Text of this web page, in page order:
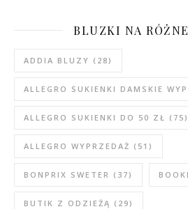
BLUZKI NA
ADDIA BLUZY (28)
ALLEGRO SUKIENKI DAMSKIE
ALLEGRO SUKIENKI DO 50 ZŁ (75)
ALLEGRO WYPRZEDAŻ (51)
BONPRIX SWETER (37)
BUTIK Z ODZIEŻĄ (29)